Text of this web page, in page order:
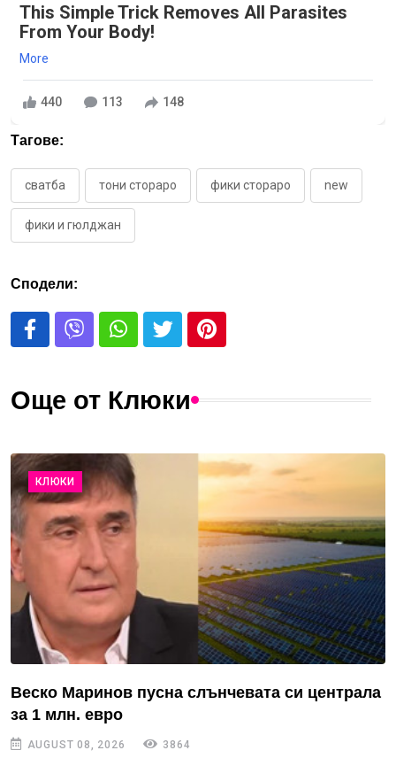
This Simple Trick Removes All Parasites
From Your Body!
More
440 113 148
Тагове:
сватба тони стораро фики стораро new
фики и гюлджан
Сподели:
Още от Клюки
КЛЮКИ
Веско Маринов пусна слънчевата си централа
за 1 млн. евро
AUGUST 08, 2026 3864